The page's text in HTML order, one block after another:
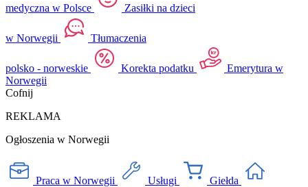
medyczna w Polsce Zasiłki na dzieci
w Norwegii Tłumaczenia
polsko - norweskie Korekta podatku
Emerytura w
Norwegii
Cofnij
REKLAMA
Ogłoszenia w Norwegii
Praca w Norwegii Usługi Giełda